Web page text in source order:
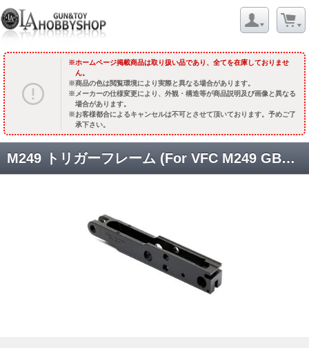
ホームページ掲載商品は取り扱い品であり、全てを在庫しておりませ
ん。
商品の色は閲覧環境により実際と異なる場合があります。
メーカーの仕様変更により、外観・構造等が商品説明及び画像と異なる
場合があります。
お客様都合によるキャンセルは不可とさせて頂いております。予めご了
承下さい。
M249 トリガーフレーム (For VFC M249 GBB) [DNA-FN-TF01] [取寄]